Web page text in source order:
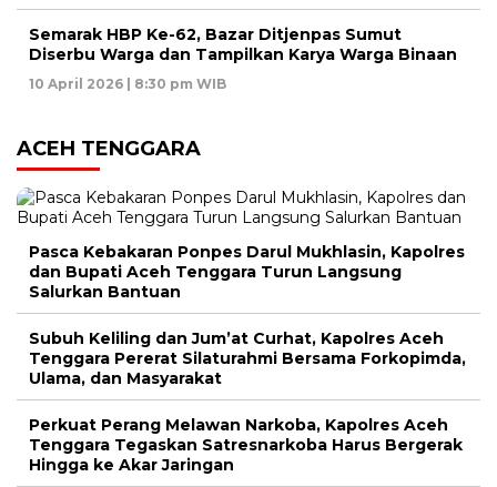
Semarak HBP Ke-62, Bazar Ditjenpas Sumut
Diserbu Warga dan Tampilkan Karya Warga Binaan
10 April 2026 | 8:30 pm WIB
ACEH TENGGARA
Pasca Kebakaran Ponpes Darul Mukhlasin, Kapolres
dan Bupati Aceh Tenggara Turun Langsung
Salurkan Bantuan
Subuh Keliling dan Jum’at Curhat, Kapolres Aceh
Tenggara Pererat Silaturahmi Bersama Forkopimda,
Ulama, dan Masyarakat
Perkuat Perang Melawan Narkoba, Kapolres Aceh
Tenggara Tegaskan Satresnarkoba Harus Bergerak
Hingga ke Akar Jaringan